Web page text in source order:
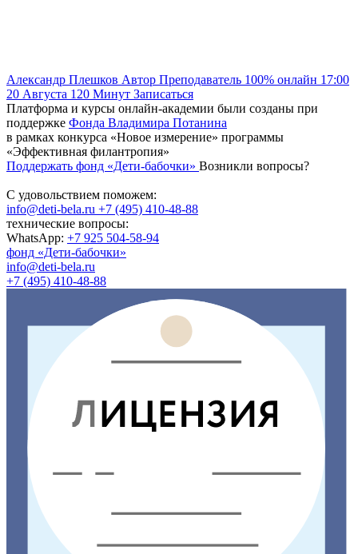
Александр Плешков Автор Преподаватель 100% онлайн 17:00
20 Августа 120 Минут Записаться
Платформа и курсы онлайн-академии были созданы при
поддержке Фонда Владимира Потанина
в рамках конкурса «Новое измерение» программы
«Эффективная филантропия»
Поддержать фонд «Дети-бабочки» Возникли вопросы?
С удовольствием поможем:
info@deti-bela.ru +7 (495) 410-48-88
технические вопросы:
WhatsApp: +7 925 504-58-94
фонд «Дети-бабочки»
info@deti-bela.ru
+7 (495) 410-48-88